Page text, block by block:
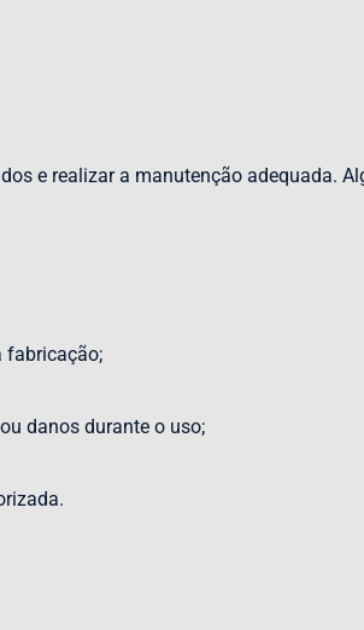
e realizar a manutenção adequada.
fabricação;
danos durante o uso;